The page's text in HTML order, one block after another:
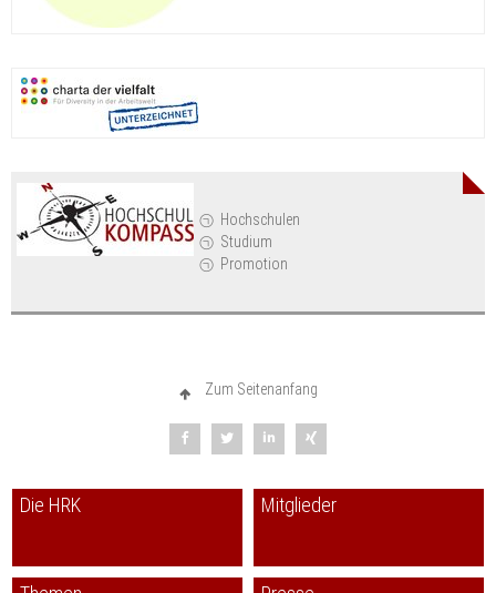
Hochschulen
Studium
Promotion
Zum Seitenanfang
Die HRK Mitglieder